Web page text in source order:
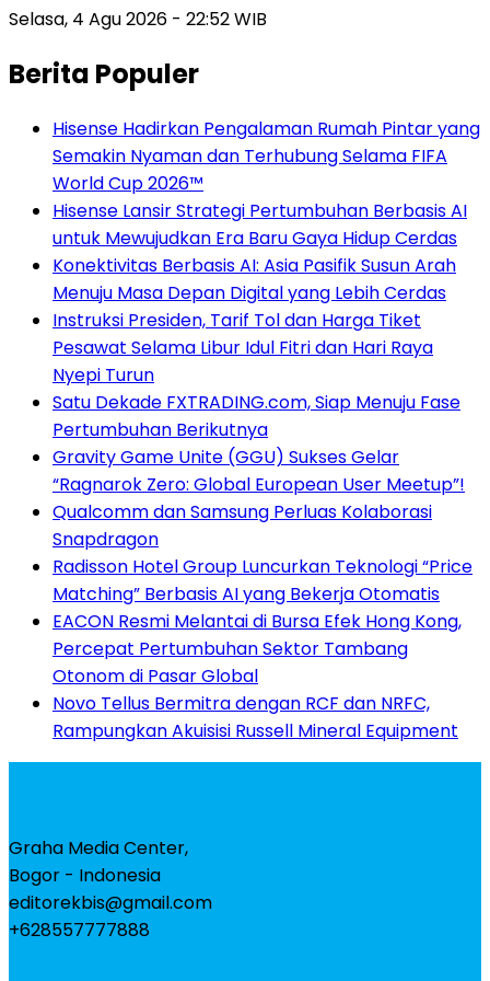
Selasa, 4 Agu 2026 - 22:52 WIB
Berita Populer
Hisense Hadirkan Pengalaman Rumah Pintar yang
Semakin Nyaman dan Terhubung Selama FIFA
World Cup 2026™
Hisense Lansir Strategi Pertumbuhan Berbasis AI
untuk Mewujudkan Era Baru Gaya Hidup Cerdas
Konektivitas Berbasis AI: Asia Pasifik Susun Arah
Menuju Masa Depan Digital yang Lebih Cerdas
Instruksi Presiden, Tarif Tol dan Harga Tiket
Pesawat Selama Libur Idul Fitri dan Hari Raya
Nyepi Turun
Satu Dekade FXTRADING.com, Siap Menuju Fase
Pertumbuhan Berikutnya
Gravity Game Unite (GGU) Sukses Gelar
“Ragnarok Zero: Global European User Meetup”!
Qualcomm dan Samsung Perluas Kolaborasi
Snapdragon
Radisson Hotel Group Luncurkan Teknologi “Price
Matching” Berbasis AI yang Bekerja Otomatis
EACON Resmi Melantai di Bursa Efek Hong Kong,
Percepat Pertumbuhan Sektor Tambang
Otonom di Pasar Global
Novo Tellus Bermitra dengan RCF dan NRFC,
Rampungkan Akuisisi Russell Mineral Equipment
Graha Media Center,
Bogor - Indonesia
editorekbis@gmail.com
+628557777888